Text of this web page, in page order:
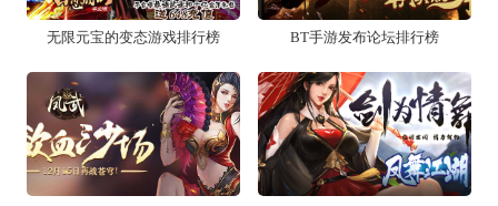
无限元宝的变态游戏排行榜 BT手游发布论坛排行榜